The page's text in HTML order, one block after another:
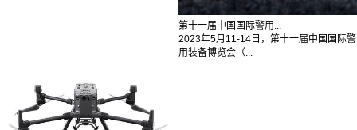
第十一届中国国际警用...
2023年5月11-14日，第十一届中国国际警
用装备博览会（...